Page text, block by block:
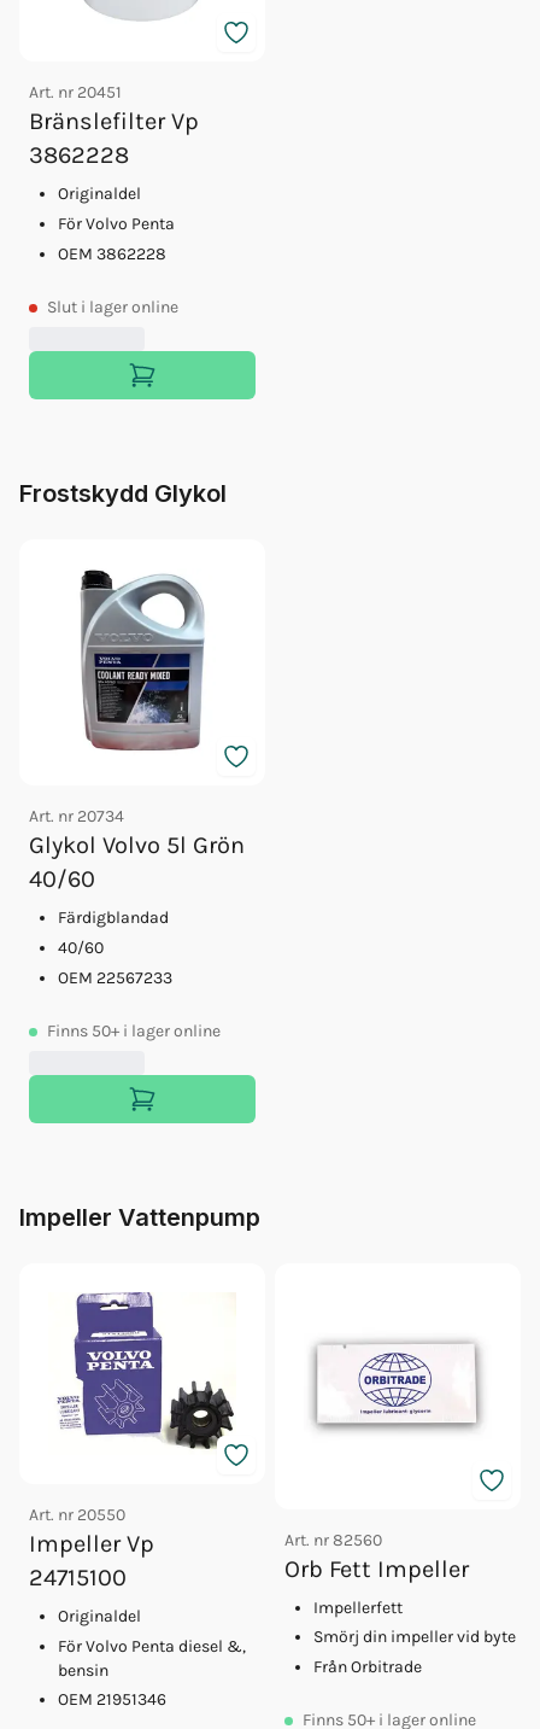
Art. nr 20451
Bränslefilter Vp
3862228
Originaldel
För Volvo Penta
OEM 3862228
Slut i lager online
Frostskydd Glykol
Art. nr 20734
Glykol Volvo 5l Grön
40/60
Färdigblandad
40/60
OEM 22567233
Finns 50+ i lager online
Impeller Vattenpump
Art. nr 20550
Impeller Vp
24715100
Originaldel
För Volvo Penta diesel &,
bensin
OEM 21951346
Art. nr82560
Orb Fett Impeller
Impellerfett
Smörj din impeller vid byte
Från Orbitrade
Finns 50+ i lager online